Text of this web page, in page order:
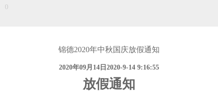
0
锦德2020年中秋国庆放假通知
2020年09月14日2020-9-14 9:16:55
放假通知